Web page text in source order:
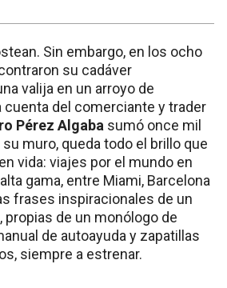
Sin embargo, en los ocho
su cadáver
valija en un arroyo de
cuenta del comerciante y trader
Pérez Algaba sumó once mil
muro, queda todo el brillo que
vida: viajes por el mundo en
gama, entre Miami, Barcelona
frases inspiracionales de un
propias de un monólogo de
de autoayuda y zapatillas
siempre a estrenar.